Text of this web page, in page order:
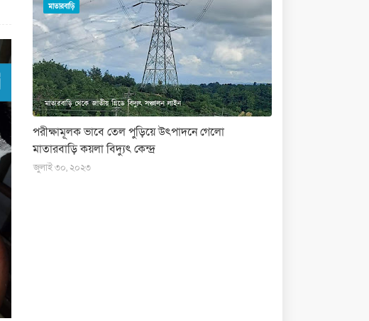
মাতারবাড়ি
পরীক্ষামূলক ভাবে তেল পুড়িয়ে উৎপাদনে গেলো
মাতারবাড়ি কয়লা বিদ্যুৎ কেন্দ্র
জুলাই ৩০, ২০২৩